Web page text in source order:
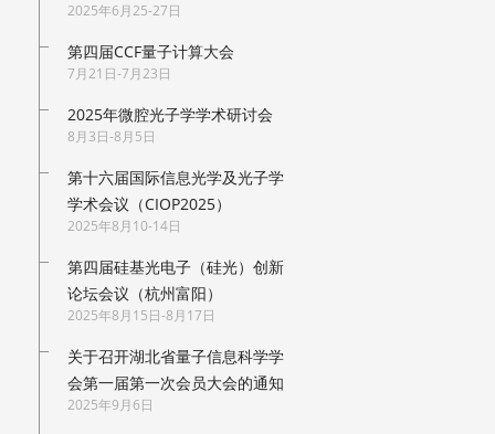
2025年6月25-27日
第四届CCF量子计算大会
7月21日-7月23日
2025年微腔光子学学术研讨会
8月3日-8月5日
第十六届国际信息光学及光子学
学术会议（CIOP2025）
2025年8月10-14日
第四届硅基光电子（硅光）创新
论坛会议（杭州富阳）
2025年8月15日-8月17日
关于召开湖北省量子信息科学学
会第一届第一次会员大会的通知
2025年9月6日